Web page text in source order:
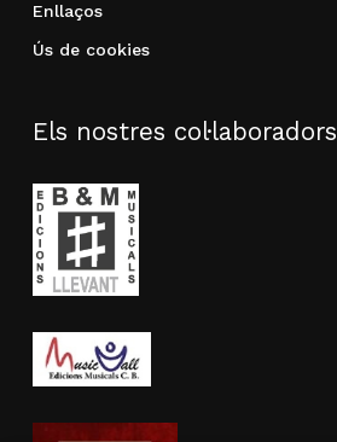
Enllaços
Ús de cookies
Els nostres col·laboradors